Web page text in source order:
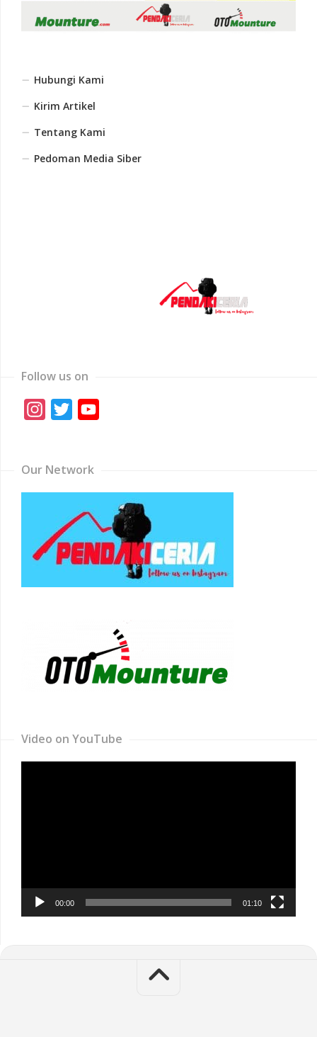
Hubungi Kami
Kirim Artikel
Tentang Kami
Pedoman Media Siber
Follow us on
Instagram
Twitter
Our Network
Video on YouTube
00:00 01:10